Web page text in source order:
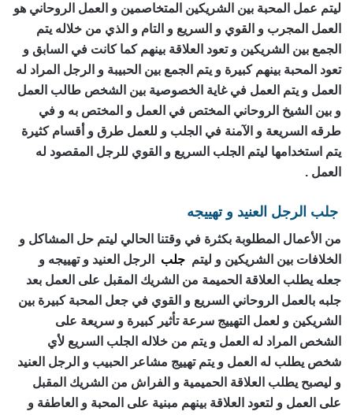
ليتم عمل المحبة بين الشريكين المتخاصمين و العمل الروحاني هو
العمل المجرب و القوي و السريع و التام و الذي من خلاله يتم
الجمع بين الشريكين و تعود العلاقة بينهم كما كانت في السابق و
تعود المحبة بينهم كبيرة و يتم الجمع بين الحبيبة و الرجل المراد له
العمل و يتم العمل في غاية الخصوصية بين الشخص طالب العمل
و بين الشيخ الروحاني المختص في العمل و المختص به و في
طرقه السريعة و الآمنة في الجلب و للعمل طرق و أقسام كثيرة
يتم استخدامها ليتم الجلب السريع و القوي للرجل المقصود له
العمل .
جلب الرجل العنيد و تهييجه
من الأعمال المطلوبة بكثرة في وقتنا الحالي ليتم حل المشاكل و
الخلافات بين الشريكين و ليتم جلب
الرجل العنيد و تهييجه و
جعله يطلب العلاقة الحميمة من الشريك المقبل على العمل بعد
جلبه بالعمل الروحاني السريع و القوي في جعل المحبة كبيرة بين
الشريكين و لعمل التهييج سرعة تأثير كبيرة و سريعة على
الشخص المراد له العمل و يتم من خلاله الجلب السريع لأي
شخص يطلب له العمل و يتم تهييج مشاعر الحبيب و الرجل العنيد
و ليصبح يطلب العلاقة الحميمية و الفراش من الشريك المقبل
على العمل و لتعود العلاقة بينهم مبنية على المحبة و العاطفة و